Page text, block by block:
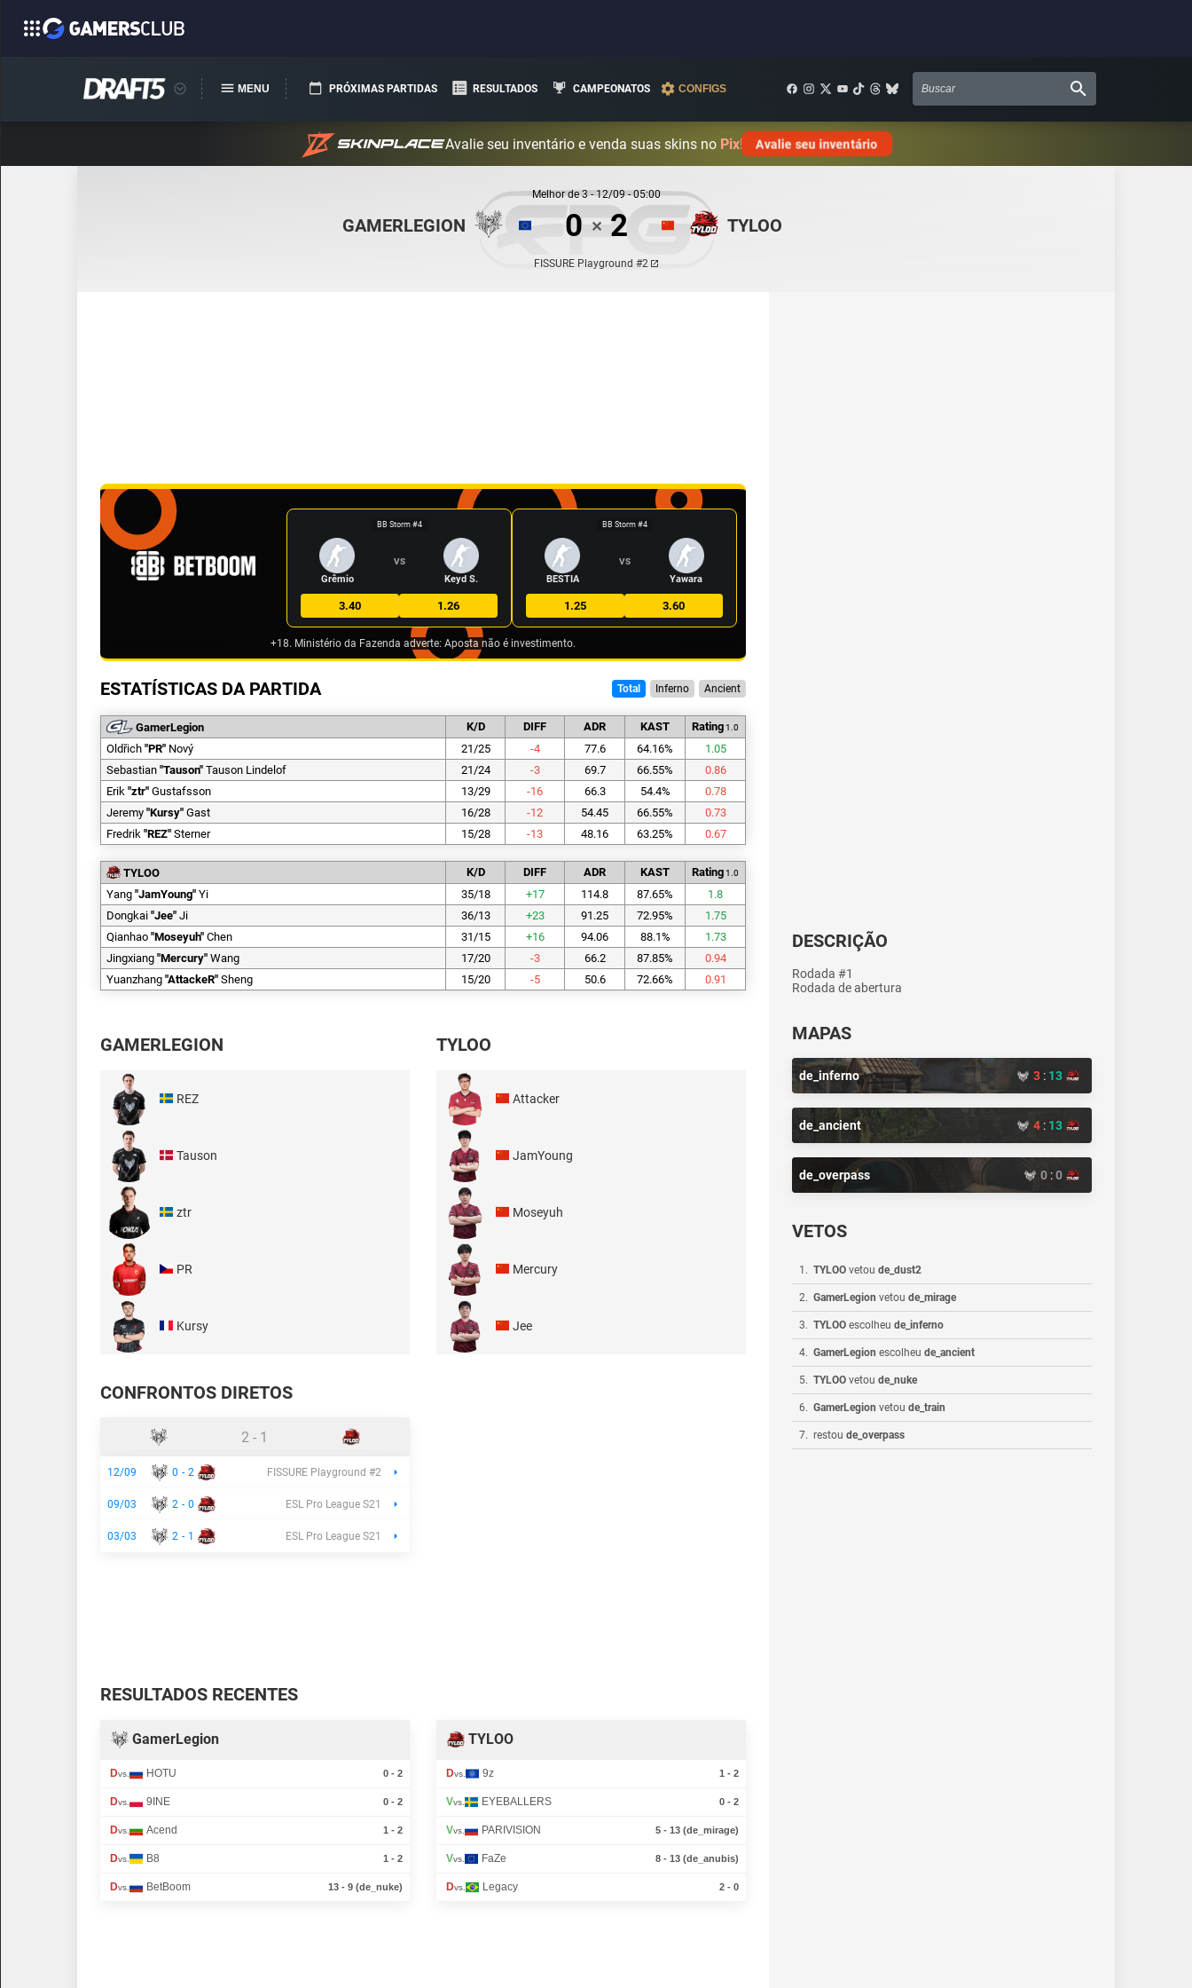
MENU PRÓXIMAS PARTIDAS RESULTADOS CAMPEONATOS CONFIGS
Avalie seu inventário e venda suas skins no Pix! Avalie seu inventário
Melhor de3-12/09 - 05:00
GAMERLEGION 0 ✕ 2 TYLOO
FISSURE Playground #2
BB Storm #4
Grêmio
VS
Keyd S.
3.40 1.26
BB Storm #4
BESTIA
VS
Yawara
1.25 3.60
+18. Ministério da Fazenda adverte: Aposta não é investimento.
ESTATÍSTICAS DA PARTIDA Total Inferno Ancient
GamerLegion K/D DIFF ADR KAST Rating1.0
Oldřich "PR" Nový 21/25 -4 77.6 64.16%
1.05
Sebastian "Tauson" Tauson Lindelof 21/24 -3 69.7 66.55%
0.86
Erik "ztr" Gustafsson 13/29 -16 66.3 54.4%
0.78
Jeremy "Kursy" Gast 16/28 -12 54.45 66.55%
0.73
Fredrik "REZ" Sterner 15/28 -13 48.16 63.25% 0.67
TYLOO K/D DIFF ADR KAST Rating1.0
Yang "JamYoung" Yi 35/18 +17 114.8 87.65%
1.8
Dongkai "Jee" Ji 36/13 +23 91.25 72.95%
1.75
Qianhao "Moseyuh" Chen 31/15 +16 94.06 88.1%
1.73
Jingxiang "Mercury" Wang 17/20 -3 66.2 87.85%
0.94
Yuanzhang "AttackeR" Sheng 15/20 -5 50.6 72.66% 0.91
GAMERLEGION
REZ
Tauson
ztr
PR
Kursy
TYLOO
Attacker
JamYoung
Moseyuh
Mercury
Jee
CONFRONTOS DIRETOS
2 - 1
12/09 0 - 2 FISSURE Playground #2
09/03 2 - 0 ESL Pro League S21
03/03 2 - 1 ESL Pro League S21
RESULTADOS RECENTES
GamerLegion
Dvs. HOTU 0 - 2
Dvs. 9INE 0 - 2
Dvs. Acend 1 - 2
Dvs. B8 1 - 2
Dvs. BetBoom 13 - 9 (de_nuke)
TYLOO
Dvs. 9z 1 - 2
Vvs. EYEBALLERS 0 - 2
Vvs. PARIVISION 5 - 13 (de_mirage)
Vvs. FaZe 8 - 13 (de_anubis)
Dvs. Legacy 2 - 0
DESCRIÇÃO
Rodada #1
Rodada de abertura
MAPAS
de_inferno 3 : 13
de_ancient 4 : 13
de_overpass 0 :0
VETOS
1 . TYLOO vetou de_dust2
2. GamerLegion vetou de_mirage
3. TYLOO escolheu de_inferno
4. GamerLegion escolheu de_ancient
5. TYLOO vetou de_nuke
6. GamerLegion vetou de_train
7. restou de_overpass